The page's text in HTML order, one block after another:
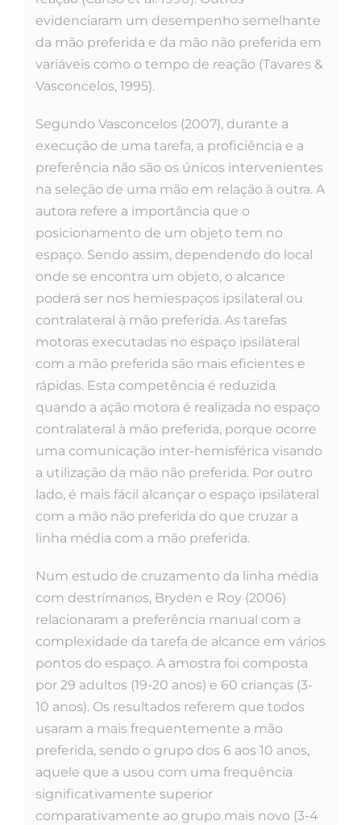
evidenciaram um desempenho semelhante
da mão preferida e da mão não preferida em
variáveis como o tempo de reação (Tavares &
Vasconcelos, 1995).
Segundo Vasconcelos (2007), durante a
execução de uma tarefa, a proficiência e a
preferência não são os únicos intervenientes
na seleção de uma mão em relação à outra. A
autora refere a importância que o
posicionamento de um objeto tem no
espaço. Sendo assim, dependendo do local
onde se encontra um objeto, o alcance
poderá ser nos hemiespaços ipsilateral ou
contralateral à mão preferida. As tarefas
motoras executadas no espaço ipsilateral
com a mão preferida são mais eficientes e
rápidas. Esta competência é reduzida
quando a ação motora é realizada no espaço
contralateral à mão preferida, porque ocorre
uma comunicação inter-hemisférica visando
a utilização da mão não preferida. Por outro
lado, é mais fácil alcançar o espaço ipsilateral
com a mão não preferida do que cruzar a
linha média com a mão preferida.
Num estudo de cruzamento da linha média
com destrímanos, Bryden e Roy (2006)
relacionaram a preferência manual com a
complexidade da tarefa de alcance em vários
pontos do espaço. A amostra foi composta
por 29 adultos (19-20 anos) e 60 crianças (3-
10 anos). Os resultados referem que todos
usaram a mais frequentemente a mão
preferida, sendo o grupo dos 6 aos 10 anos,
aquele que a usou com uma frequência
significativamente superior
comparativamente ao grupo mais novo (3-4